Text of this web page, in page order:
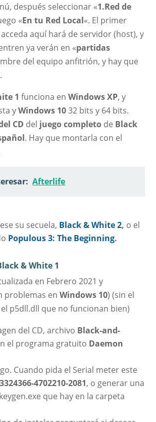
después seleccionar «1.Red de
«En tu Red Local«. El primer
aquí hará de servidor (host), y
ya verán en «partidas
del equipo anfitrión, y hay que
1 funciona enWindows XP, y
yWindows 1032 bits y 64 bits.
CD del juego completo de Black
. Hay que montarla con el
Afterlife
su secuela, Black & White 2, o el
Populous 3: The Beginning.
& White 1
en Febrero 2021 y
problemas enWindows 10) (sin el
p5dll.dll que no funcionan bien)
del CD, archivo Black-and-
el programa gratuito Daemon
Cuando pida el Serial meter este
4702210-2081, o generar una
que hay en la carpeta